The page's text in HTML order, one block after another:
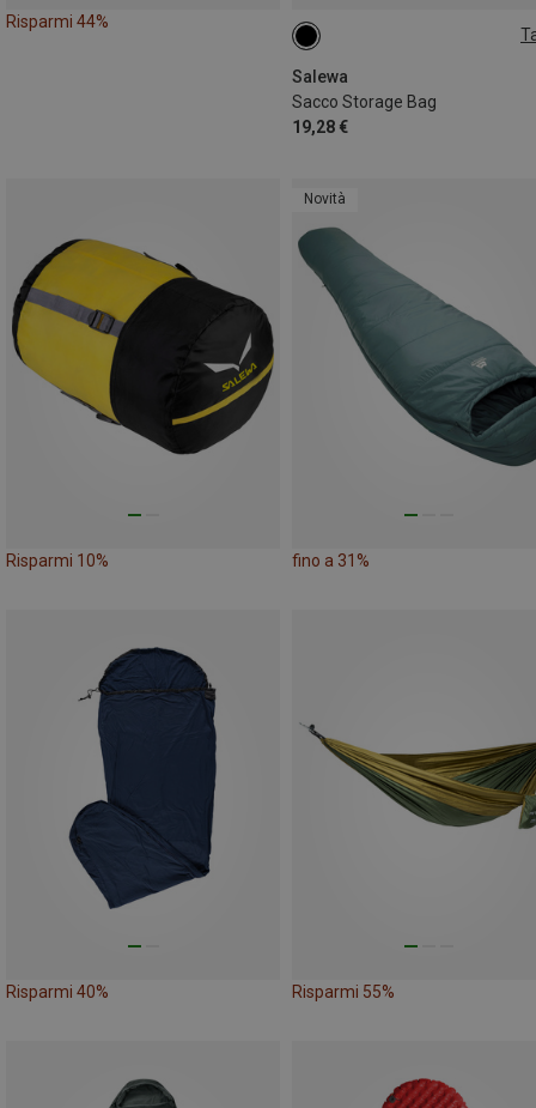
Risparmi 44%
Salewa
Sacco Storage Bag
19,28 €
ONE SIZE
Risparmi 10%
Novità
fino a 31%
Risparmi 40% Risparmi 55%